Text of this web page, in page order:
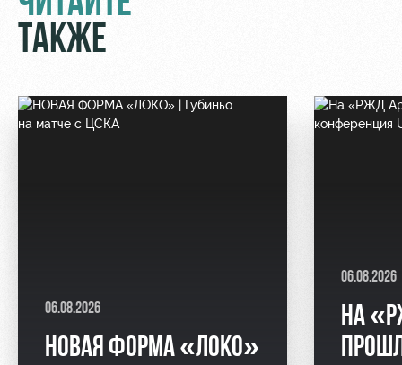
ТАКЖЕ
06.08.2026
НОВАЯ ФОРМА «ЛОКО»
06.08.2026
НА